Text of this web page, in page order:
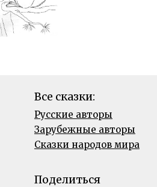
Все сказки:
Русские авторы
Зарубежные авторы
Сказки народов мира
Поделиться